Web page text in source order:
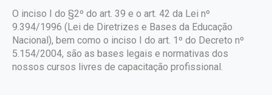
O inciso I do §2º do art. 39 e o art. 42 da Lei nº
9.394/1996 (Lei de Diretrizes e Bases da Educação
Nacional), bem como o inciso I do art. 1º do Decreto nº
5.154/2004, são as bases legais e normativas dos
nossos cursos livres de capacitação profissional.